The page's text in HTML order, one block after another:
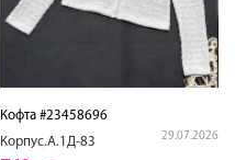
Кофта #23458696
Корпус.А.1Д-83
29.07.2026